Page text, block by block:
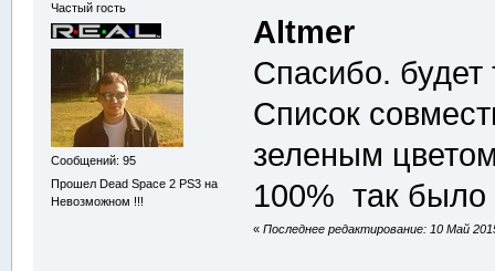
Частый гость
Сообщений: 95
Прошел Dead Space 2 PS3 на
Невозможном !!!
Altmer
Спасибо. будет
Список
зеленым
100% так было
«Последнее редактирование: 10 Май